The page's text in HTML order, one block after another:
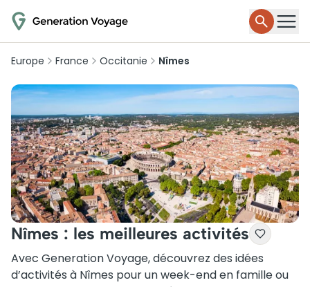
Europe France Occitanie Nîmes
Nîmes : les meilleures activités
Avec Generation Voyage, découvrez des idées
d’activités à Nîmes pour un week-end en famille ou